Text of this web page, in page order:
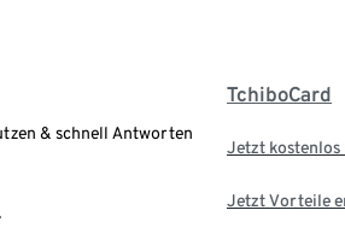
& schnell Antworten
TchiboCard
Jetzt
Jetzt Vorteile